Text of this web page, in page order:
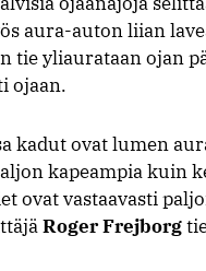
aura-auton liian
tie yliaurataan ojan
ojaan.
kadut ovat lumen
kapeampia kuin
ovat vastaavasti
Roger Frejborg